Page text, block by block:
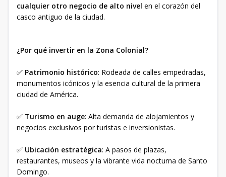
cualquier otro negocio de alto nivel en el corazón del
casco antiguo de la ciudad.
¿Por qué invertir en la Zona Colonial?
✅ Patrimonio histórico: Rodeada de calles empedradas,
monumentos icónicos y la esencia cultural de la primera
ciudad de América.
✅ Turismo en auge: Alta demanda de alojamientos y
negocios exclusivos por turistas e inversionistas.
✅ Ubicación estratégica: A pasos de plazas,
restaurantes, museos y la vibrante vida nocturna de Santo
Domingo.